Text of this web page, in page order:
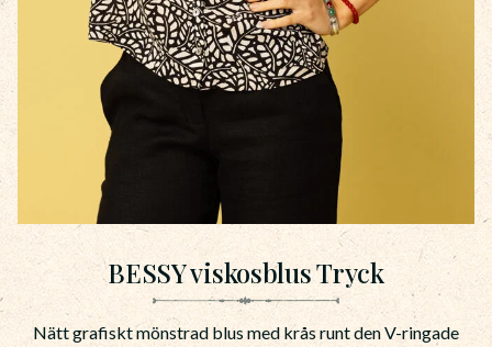
BESSY viskosblus Tryck
Nätt grafiskt mönstrad blus med krås runt den V-ringade